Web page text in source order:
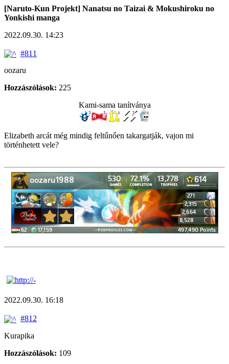
[Naruto-Kun Projekt] Nanatsu no Taizai & Mokushiroku no
Yonkishi manga
2022.09.30. 14:23
#811
oozaru
Hozzászólások: 225
Kami-sama tanítványa
Elizabeth arcát még mindig feltűnően takargatják, vajon mi
történhetett vele?
2022.09.30. 16:18
#812
Kurapika
Hozzászólások: 109